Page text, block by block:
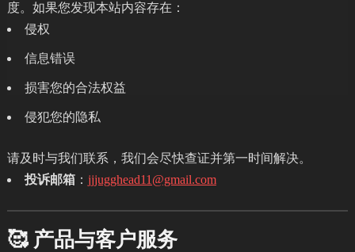
度。如果您发现本站内容存在：
侵权
信息错误
损害您的合法权益
侵犯您的隐私
请及时与我们联系，我们会尽快查证并第一时间解决。
投诉邮箱： jjjugghead11@gmail.com
🥰 产品与客户服务